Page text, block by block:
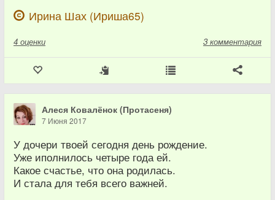
Ирина Шах (Ириша65)
4 оценки 3 комментария
Алеся Ковалёнок (Протасеня)
7 Июня 2017
У дочери твоей сегодня день рождение.
Уже иполнилось четыре года ей.
Какое счастье, что она родилась.
И стала для тебя всего важней.